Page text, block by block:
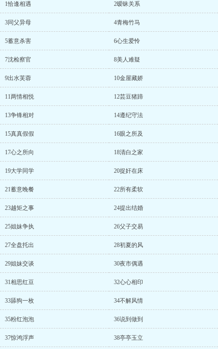
1恰逢相遇 2暧昧关系
3同父异母 4青梅竹马
5蓄意杀害 6心生爱怜
7沈检察官 8美人难疑
9出水芙蓉 10金屋藏娇
11两情相悦 12芸豆猪蹄
13争锋相对 14遵纪守法
15真真假假 16眼之所及
17心之所向 18清白之家
19大学同学 20捉奸在床
21蓄意晚餐 22所有柔软
23越矩之事 24提出结婚
25姐妹争执 26父子交易
27全盘托出 28初夏的风
29姐妹交谈 30夜市偶遇
31相思红豆 32心心相印
33舔狗一枚 34不解风情
35粉红泡泡 36说到做到
37惊鸿浮声 38亭亭玉立